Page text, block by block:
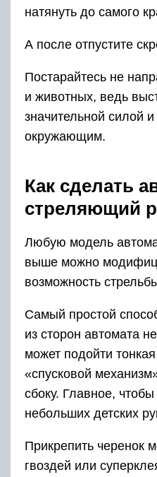
натянуть до самого
А после отпустите
Постарайтесь не
и животных, ведь
значительной силой
окружающим.
Как сделать
стреляющий
Любую модель
выше можно
возможность
Самый простой
из сторон автомата
может подойти
«спусковой
сбоку. Главное,
небольших детских
Прикрепить черенок
гвоздей или